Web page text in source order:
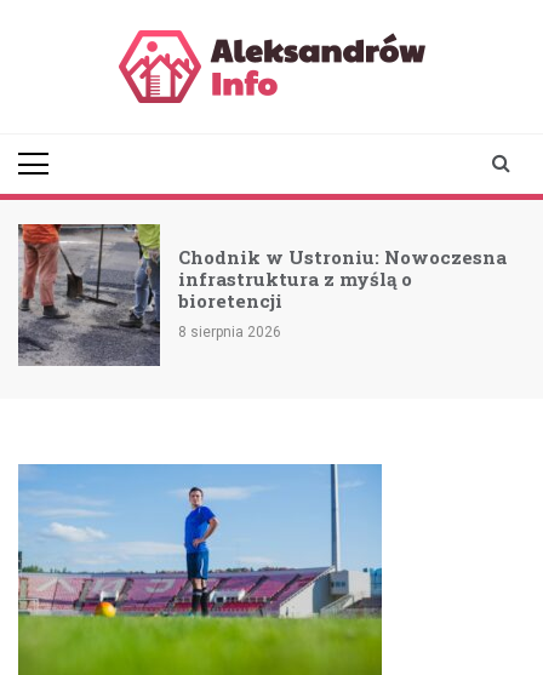
Chodnik w Ustroniu: Nowoczesna
infrastruktura z myślą o
bioretencji
8 sierpnia 2026